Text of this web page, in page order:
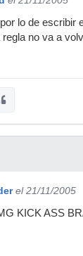
lo de escribir
regla no va a
el 21/11/2005
KICK ASS